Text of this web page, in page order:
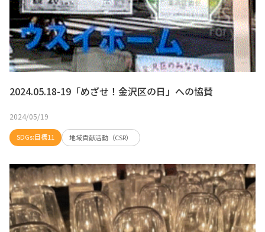
2024.05.18-19「めざせ！金沢区の日」への協賛
2024/05/19
SDGs:目標11 地域貢献活動（CSR）